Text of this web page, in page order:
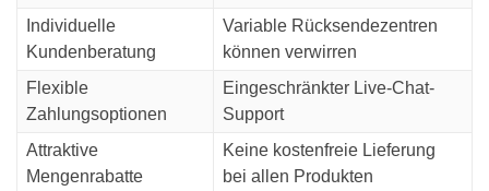
Individuelle
Kundenberatung
Variable Rücksendezentren
können verwirren
Flexible
Zahlungsoptionen
Eingeschränkter Live-Chat-
Support
Attraktive
Mengenrabatte
Keine kostenfreie Lieferung
bei allen Produkten